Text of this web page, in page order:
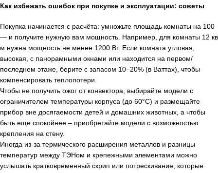
Как избежать ошибок при покупке и эксплуатации: советы
Покупка начинается с расчёта: умножьте площадь комнаты на 100
— и получите нужную вам мощность. Например, для комнаты 12 кв
м нужна мощность не менее 1200 Вт. Если комната угловая,
высокая, с панорамными окнами или находится на первом/
последнем этаже, берите с запасом 10–20% (в Ваттах), чтобы
компенсировать теплопотери.
Чтобы не получить ожог от конвектора, выбирайте модели с
ограничителем температуры корпуса (до 60°C) и размещайте
прибор вне досягаемости детей и домашних животных, а чтобы
быть еще спокойнее – приобретайте модели с возможностью
крепления на стену.
Иногда из-за термического расширения металлов и разницы
температур между ТЭНом и крепежными элементами можно
услышать кратковременный скрип или потрескивание, которые